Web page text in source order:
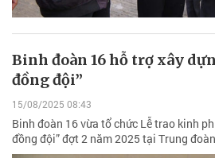
Binh đoàn 16 hỗ trợ xây
đồng đội”
15/08/2025 08:43
Binh đoàn 16 vừa tổ chức Lễ trao kinh
đồng đội” đợt 2 năm 2025 tại Trung